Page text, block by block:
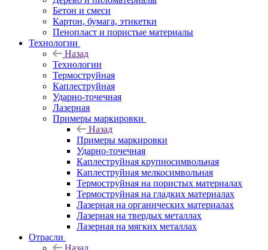
Бетон и смеси
Картон, бумага, этикетки
Пенопласт и пористые материалы
Технологии
Назад
Технологии
Термоструйная
Каплеструйная
Ударно-точечная
Лазерная
Примеры маркировки
Назад
Примеры маркировки
Ударно-точечная
Каплеструйная крупносимвольная
Каплеструйная мелкосимвольная
Термоструйная на пористых материалах
Термоструйная на гладких материалах
Лазерная на органических материалах
Лазерная на твердых металлах
Лазерная на мягких металлах
Отрасли
Назад